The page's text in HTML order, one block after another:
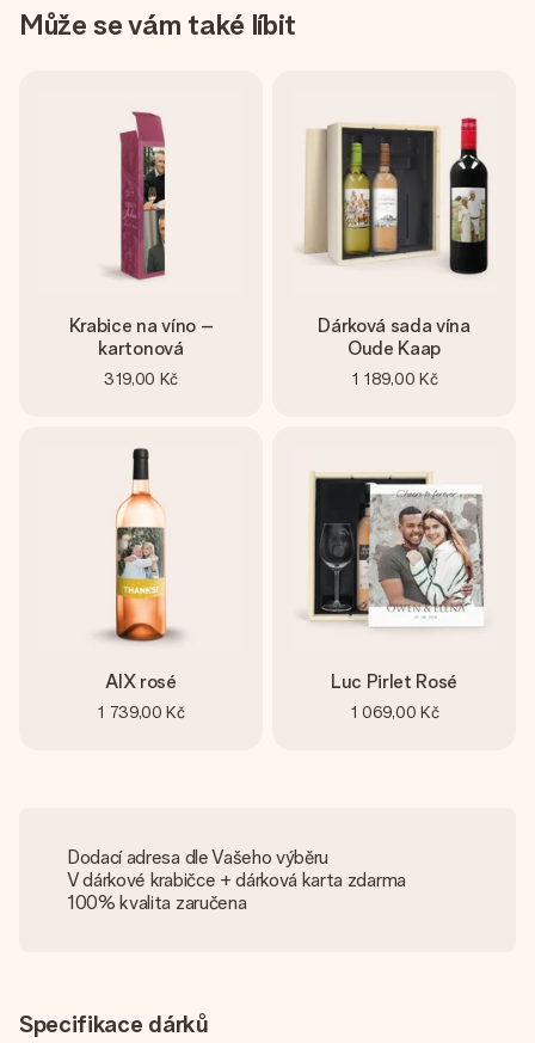
Může se vám také líbit
Krabice na víno –
kartonová
319,00 Kč
Dárková sada vína
Oude Kaap
1 189,00 Kč
AIX rosé
1 739,00 Kč
Luc Pirlet Rosé
1 069,00 Kč
Dodací adresa dle Vašeho výběru
V dárkové krabičce + dárková karta zdarma
100% kvalita zaručena
Specifikace dárků